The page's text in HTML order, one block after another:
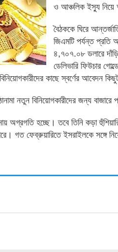
ও আঞ্চলিক ইস্যু নিয়ে
বৈঠককে ঘিরে
জিএমটি পর্যন্ত প্রতি
৪,৭০৭.০৮ ডলারে
ডেলিভারি ফিউচার
কাছে স্বর্ণের আবেদন
নতুন বিনিয়োগকারীদের জন্য
অগ্রগতি হচ্ছে। তবে তিনি কড়া
গত ফেব্রুয়ারিতে ইসরাইলকে সঙ্গে